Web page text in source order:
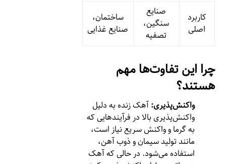
کاربرد
اصلی
صنایع
سنگین،
تصفیه
ساختمان،
صنایع غذایی
چرا این تفاوت‌ها مهم
هستند؟
واکنش‌پذیری:آهک زنده به دلیل
واکنش‌پذیری بالا در فرآیندهایی که
به گرما و واکنش سریع نیاز است،
مانند تولید سیمان و ذوب آهن،
استفاده می‌شود. در حالی که آهک